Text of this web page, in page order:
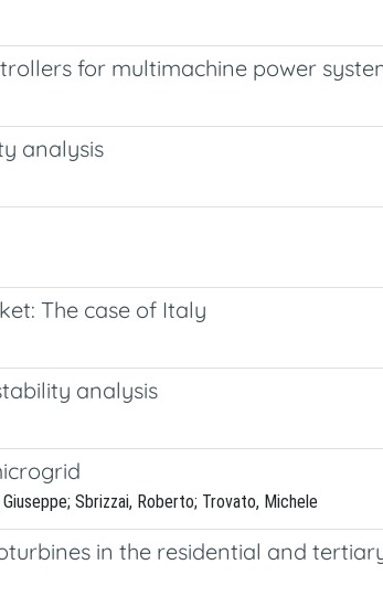
for multimachine power
analysis
The case of Italy
analysis
Sbrizzai, Roberto; Trovato, Michele
in the residential and